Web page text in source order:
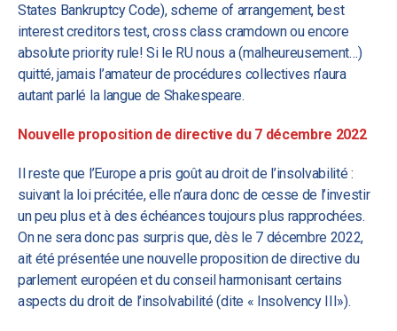
States Bankruptcy Code), scheme of arrangement, best
interest creditors test, cross class cramdown ou encore
absolute priority rule! Si le RU nous a (malheureusement…)
quitté, jamais l’amateur de procédures collectives n’aura
autant parlé la langue de Shakespeare.
Nouvelle proposition de directive du 7 décembre 2022
Il reste que l’Europe a pris goût au droit de l’insolvabilité :
suivant la loi précitée, elle n’aura donc de cesse de l’investir
un peu plus et à des échéances toujours plus rapprochées.
On ne sera donc pas surpris que, dès le 7 décembre 2022,
ait été présentée une nouvelle proposition de directive du
parlement européen et du conseil harmonisant certains
aspects du droit de l’insolvabilité (dite « Insolvency III»).